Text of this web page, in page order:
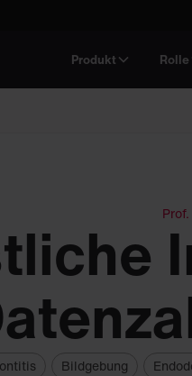
Produkt Rolle
Bildgebung